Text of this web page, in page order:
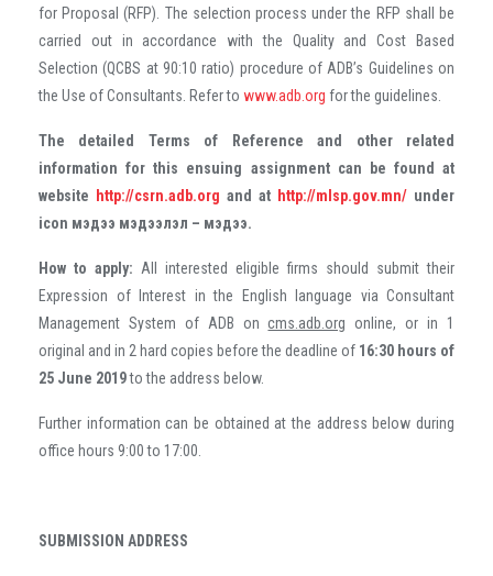
for Proposal (RFP). The selection process under the RFP shall be
carried out in accordance with the Quality and Cost Based
Selection (QCBS at 90:10 ratio) procedure of ADB’s Guidelines on
the Use of Consultants. Refer to www.adb.org for the guidelines.
The detailed Terms of Reference and other related
information for this ensuing assignment can be found at
website
http://csrn.adb.org and at http://mlsp.gov.mn/ under
icon мэдээ мэдээлэл – мэдээ.
How to apply: All interested eligible firms should submit their
Expression of Interest in the English language via Consultant
Management System of ADB oncms.adb.org online, or in 1
original and in 2 hard copies before the deadline of 16:30 hours of
25 June 2019to the address below.
Further information can be obtained at the address below during
office hours 9:00 to 17:00.
SUBMISSION ADDRESS